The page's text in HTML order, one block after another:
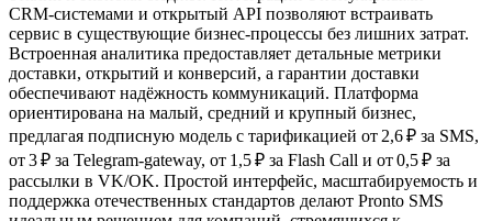
CRM‑системами и открытый API позволяют встраивать
сервис в существующие бизнес‑процессы без лишних затрат.
Встроенная аналитика предоставляет детальные метрики
доставки, открытий и конверсий, а гарантии доставки
обеспечивают надёжность коммуникаций. Платформа
ориентирована на малый, средний и крупный бизнес,
предлагая подписную модель с тарификацией от 2,6 ₽ за SMS,
от 3 ₽ за Telegram‑gateway, от 1,5 ₽ за Flash Call и от 0,5 ₽ за
рассылки в VK/OK. Простой интерфейс, масштабируемость и
поддержка отечественных стандартов делают Pronto SMS